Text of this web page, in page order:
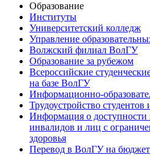
Образование
Институты
Университетский колледж
Управление
Волжский филиал ВолГУ
Образование за рубежом
Всероссийские
на базе ВолГУ
Информационно-
Трудоустройство
Информация о доступности
инвалидов и лиц с
здоровья
Перевод в ВолГУ на бюджет